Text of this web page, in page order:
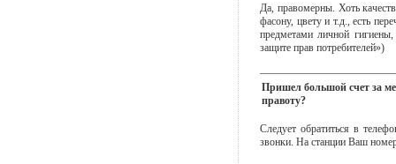
Да, правомерны. Хоть
фасону, цвету и т.д., есть
предметами личной
защите прав потребителей»)
Пришел большой счет за
правоту?
Следует обратиться в
звонки. На станции Ваш